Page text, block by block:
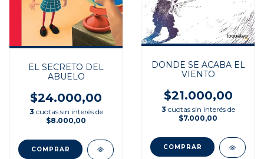
EL SECRETO DEL
ABUELO
$24.000,00
3 cuotas sin interés de
$8.000,00
DONDE SE ACABA EL
VIENTO
$21.000,00
3 cuotas sin interés de
$7.000,00